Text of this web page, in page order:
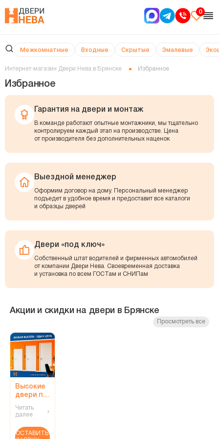
0
Межкомнатные Входные Скрытые Эмалевые
Интернет-магазин Двери Нева в Брянске Избранное
Избранное
Гарантия на двери и монтаж
В команде работают опытные монтажники, мы тщательно
контролируем каждый этап на производстве. Цена
от производителя без дополнительных наценок
Выездной менеджер
Оформим договор на дому. Персональный менеджер
подъедет в удобное время и предоставит все каталоги
и образцы дверей
Двери «под ключ»
Собственный штат водителей и фирменных автомобилей
от компании Двери Нева. Своевременная доставка
и установка по всем ГОСТам и СНИПам
Акции и скидки на двери в Брянске
Просмотреть все
Высокие
двери по
цене!
Читать
далее
ОСТАВИТЬ